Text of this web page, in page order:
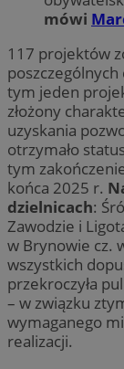
mówi
117 projektów
tym jeden
złożony
uzyskania
otrzymało
tym
końca 2025 r.
dzielnicach:
Zawodzie i
w Brynowie cz.
wszystkich
przekroczyła
– w związku
wymaganego
realizacji.